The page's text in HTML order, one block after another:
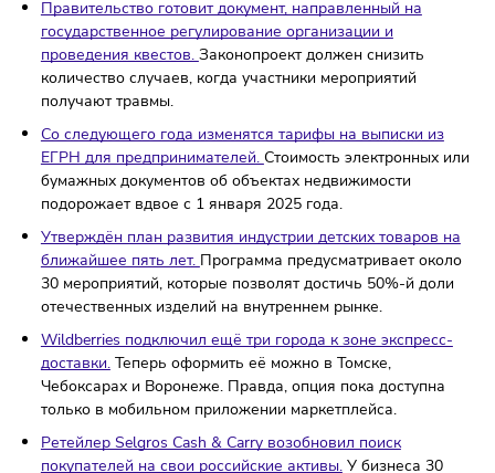
27 ноября на территории LOFT #3 в Москве прошёл
«Революция в продажах: e-com, marketplaces, retail &
services».
государственное регулирование организации и
проведения квестов.Законопроект должен снизить
количество случаев, когда участники мероприятий
Со следующего года изменятся тарифы на выписки из
ЕГРН для предпринимателей.Стоимость электронных
бумажных документов об объектах недвижимости
подорожает вдвое с 1 января 2025 года.
Утверждён план развития индустрии детских товаров
ближайшее пять лет.Программа предусматривает
30 мероприятий, которые позволят достичь 50%-й
отечественных изделий на внутреннем рынке.